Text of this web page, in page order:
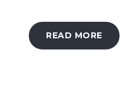
READ MORE